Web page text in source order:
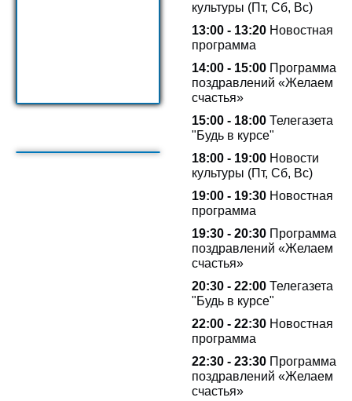
культуры (Пт, Сб, Вс)
13:00 - 13:20 Новостная
программа
14:00 - 15:00 Программа
поздравлений «Желаем
счастья»
15:00 - 18:00 Телегазета
"Будь в курсе"
18:00 - 19:00 Новости
культуры (Пт, Сб, Вс)
19:00 - 19:30 Новостная
программа
19:30 - 20:30 Программа
поздравлений «Желаем
счастья»
20:30 - 22:00 Телегазета
"Будь в курсе"
22:00 - 22:30 Новостная
программа
22:30 - 23:30 Программа
поздравлений «Желаем
счастья»